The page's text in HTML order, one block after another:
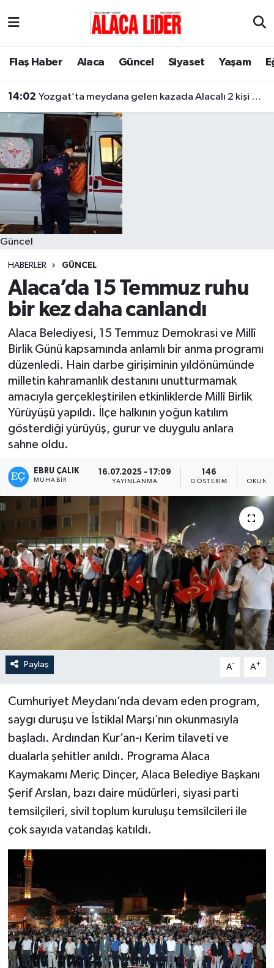
Flaş Haber Alaca Güncel Siyaset Yaşam
14:02 Yozgat’ta meydana gelen kazada Alacalı 2 kişi hayatını kaybetti
Güncel
HABERLER GÜNCEL
Alaca’da 15 Temmuz ruhu
bir kez daha canlandı
Alaca Belediyesi, 15 Temmuz Demokrasi ve Millî
Birlik Günü kapsamında anlamlı bir anma programı
düzenledi. Hain darbe girişiminin yıldönümünde
milletin kahramanlık destanını unutturmamak
amacıyla gerçekleştirilen etkinliklerde Millî Birlik
Yürüyüşü yapıldı. İlçe halkının yoğun katılım
gösterdiği yürüyüş, gurur ve duygulu anlara
sahne oldu.
EBRU ÇALIK
MUHABIR
16.07.2025 - 17:09
YAYINLANMA
146
GÖSTERIM
Paylaş A- A+
Cumhuriyet Meydanı’nda devam eden program,
saygı duruşu ve İstiklal Marşı’nın okunmasıyla
başladı. Ardından Kur’an-ı Kerim tilaveti ve
dualarla şehitler anıldı. Programa Alaca
Kaymakamı Meriç Dinçer, Alaca Belediye Başkanı
Şerif Arslan, bazı daire müdürleri, siyasi parti
temsilçileri, sivil toplum kuruluşu temsilcileri ile
çok sayıda vatandaş katıldı.
Çorum Nöbetçi Eczaneler
Çorum Trafik Yoğunluk Haritası
Süper Lig Puan Durumu ve Fikstür
Tüm Manşetler
Son Dakika Haberleri
Haber Arşivi